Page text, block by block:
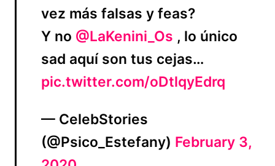
vez más falsas y feas?
Y no @LaKenini_Os , lo único
sad aquí son tus cejas…
pic.twitter.com/oDtlqyEdrq
— CelebStories
(@Psico_Estefany) February 3,